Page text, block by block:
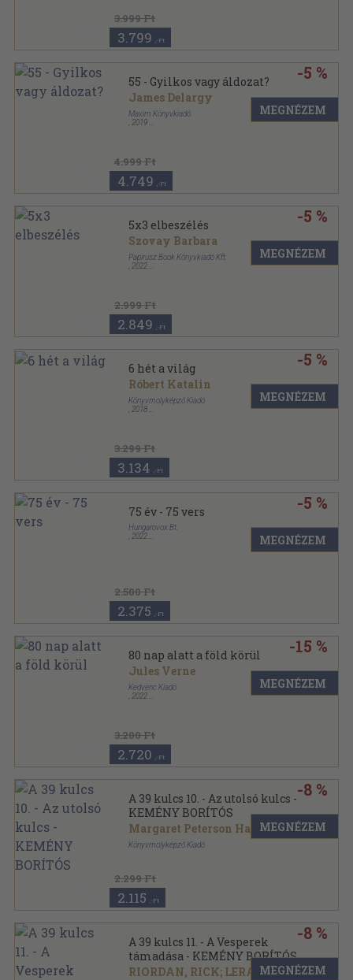
3.999 Ft
3.799 ,-Ft
55 - Gyilkos vagy áldozat?
James Delargy
Maxim Könyvkiadó
2019
4.999 Ft
-5 %
4.749 ,-Ft
MEGNÉZEM
5x3 elbeszélés
Szovay Barbara
Papirusz Book Könyvkiadó Kft.
2022
2.999 Ft
-5 %
2.849 ,-Ft
MEGNÉZEM
6 hét a világ
Róbert Katalin
Könyvmolyképző Kiadó
2018
3.299 Ft
-5 %
3.134 ,-Ft
MEGNÉZEM
75 év - 75 vers
Hungarovox Bt.
2022
2.500 Ft
-5 %
2.375 ,-Ft
MEGNÉZEM
80 nap alatt a föld körül
Jules Verne
Kedvenc Kiadó
2022
3.200 Ft
-15 %
2.720 ,-Ft
MEGNÉZEM
A 39 kulcs 10. - Az utolsó kulcs -
KEMÉNY BORÍTÓS
Margaret Peterson Haddix
Könyvmolyképző Kiadó
2.299 Ft
-8 %
2.115 ,-Ft
MEGNÉZEM
A 39 kulcs 11. - A Vesperek
támadása - KEMÉNY BORÍTÓS
RIORDAN, RICK; LERANGIS,
-8 %
MEGNÉZEM